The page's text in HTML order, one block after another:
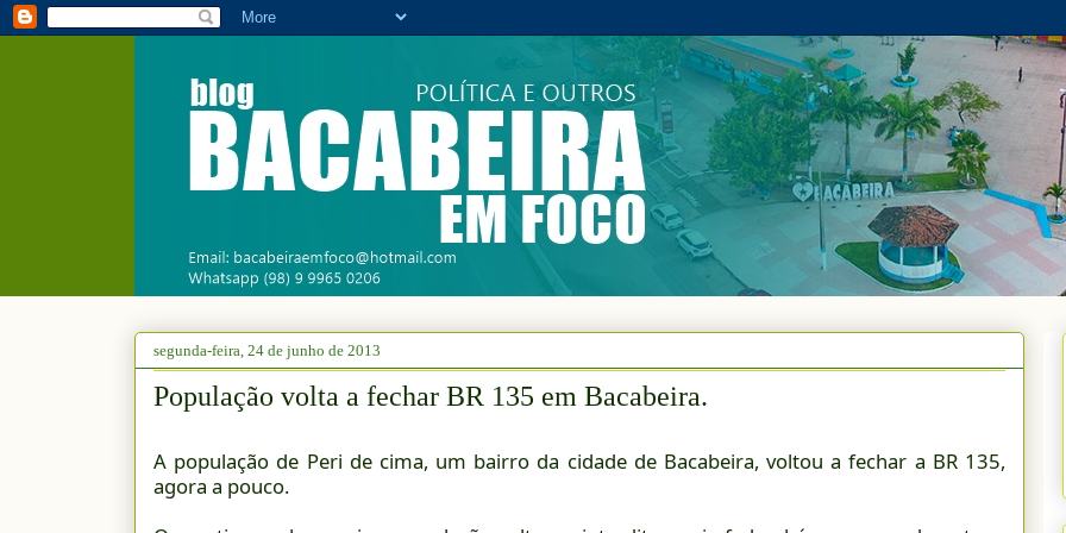
segunda-feira, 24 de junho de 2013
População volta a fechar BR 135 em Bacabeira.
A população de Peri de cima, um bairro da cidade de Bacabeira, voltou a fechar a BR 135,
agora a pouco.